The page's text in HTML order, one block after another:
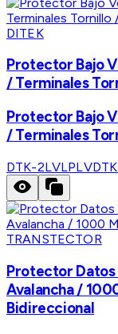
DITEK
Protector Bajo
/ Terminales
Protector Bajo
/ Terminales
DTK-2LVLPLV
TRANSTECTOR
Protector Datos
Avalancha /
Bidireccional